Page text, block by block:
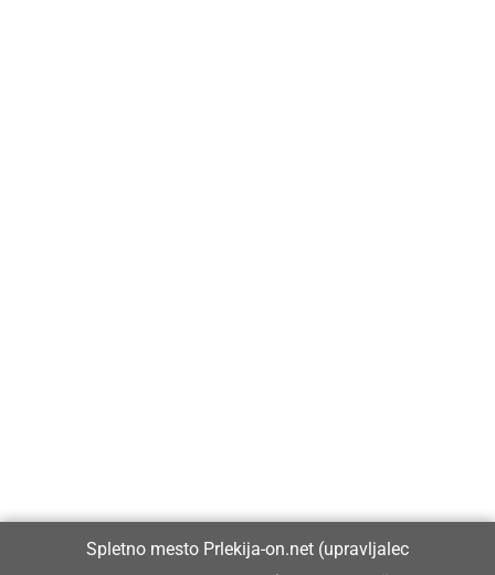
Spletno mesto Prlekija-on.net (upravljalec